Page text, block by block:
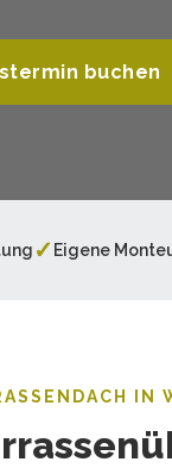
buchen
✓ Eigene
IN